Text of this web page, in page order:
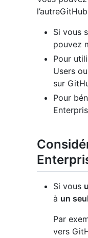
Si vous
pouvez
Pour
Users
sur
Pour
Si vous
à un
Par
vers